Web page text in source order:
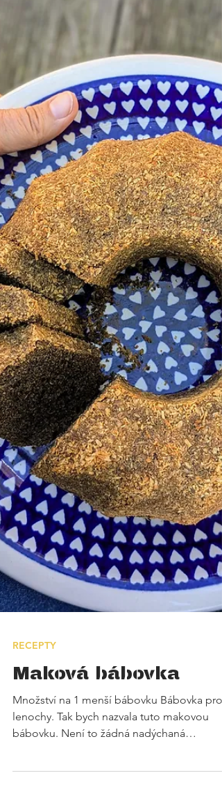
Množství na dvoupatrový dort: malá forma
průměr 17 cm / velká forma průměr 26 cm /
odhadem pro 10 - 12 osob Stela si přála k
narozeninám vanilkový korpus s malinovým
krémem a navrch borůvky. Můj první
dvouposchoďák!!! Bylo napínavý do
poslední chvíle, ale dopadlo to skvěle.
jsem udělala z mascarpone a bílé malinové
čokolády a přidala do něj i maliny sušené
mrazem. Korpus jsem založila s kefírem a
krásně nadýchaný a zároveň vláčný. A už jen
borůvky navrch a ze zahrady